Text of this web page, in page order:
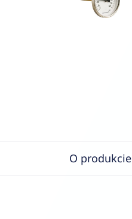
O produkcie